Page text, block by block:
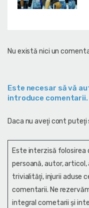
Nu există nici un
Este necesar să vă
introduce comentarii.
Daca nu aveţi cont puteţi
Este interzisă folosirea
persoană, autor,
trivialităţi, injurii aduse
comentarii. Ne
integral cometarii și